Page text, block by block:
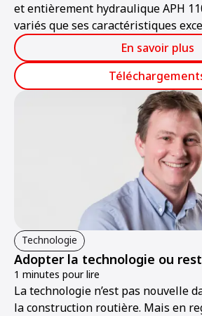
et entièrement hydraulique APH
variés que ses caractéristiques
En savoir plus
Technologie
Adopter la technologie ou
1 minutes pour lire
La technologie n’est pas nouvelle
la construction routière. Mais en